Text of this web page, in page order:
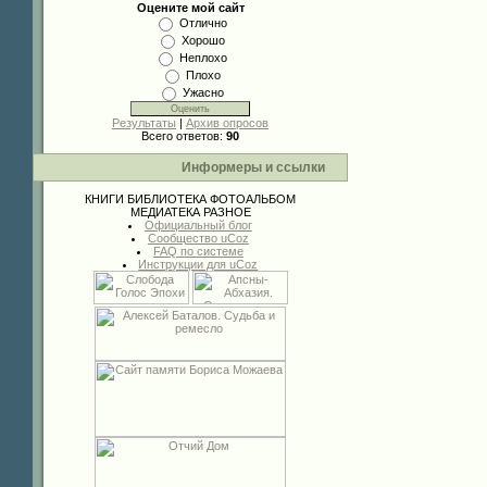
Оцените мой сайт
Отлично
Хорошо
Неплохо
Плохо
Ужасно
Результаты | Архив опросов
Всего ответов: 90
Информеры и ссылки
КНИГИ БИБЛИОТЕКА ФОТОАЛЬБОМ
МЕДИАТЕКА РАЗНОЕ
Официальный блог
Сообщество uCoz
FAQ по системе
Инструкции для uCoz